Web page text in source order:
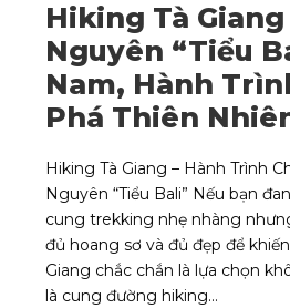
Hiking Tà Giang
Nguyên “Tiểu
Nam, Hành
Phá Thiên
Hiking Tà Giang – Hành Trình
Nguyên “Tiểu Bali” Nếu bạn
cung trekking nhẹ nhàng
đủ hoang sơ và đủ đẹp để
Giang chắc chắn là lựa chọn
là cung đường hiking...